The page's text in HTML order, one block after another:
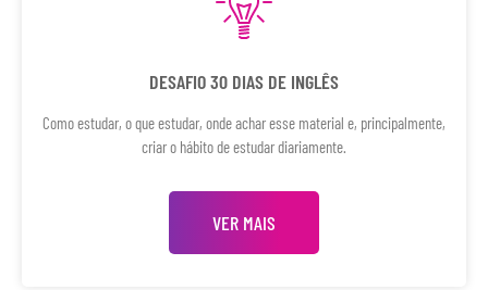
DESAFIO 30 DIAS DE INGLÊS
Como estudar, o que estudar, onde achar esse material e, principalmente,
criar o hábito de estudar diariamente.
VER MAIS